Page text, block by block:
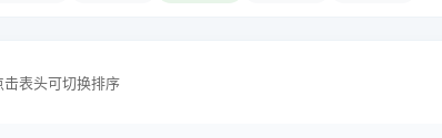
击表头可切换排序